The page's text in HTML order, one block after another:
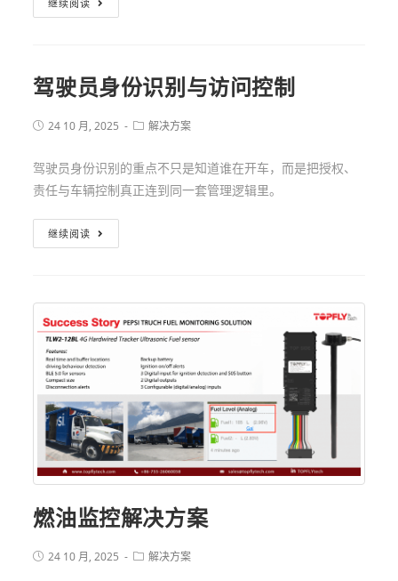
继续阅读
驾驶员身份识别与访问控制
24 10 月, 2025 解决方案
驾驶员身份识别的重点不只是知道谁在开车，而是把授权、
责任与车辆控制真正连到同一套管理逻辑里。
继续阅读
燃油监控解决方案
24 10 月, 2025 解决方案